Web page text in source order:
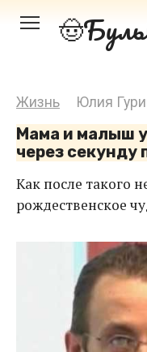
Перейти
Жизнь Юлия
Мама и малыш
через секунду
Как после такого
рождественское